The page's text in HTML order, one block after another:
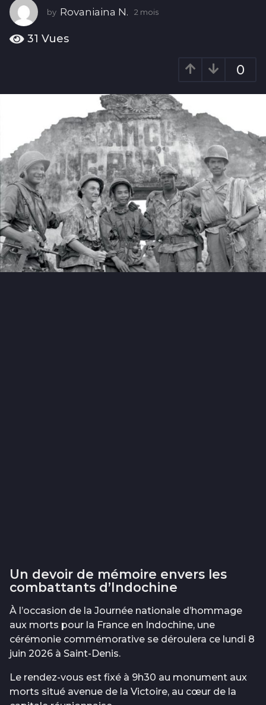
by Rovaniaina N. 2 mois
31 Vues
0
Un devoir de mémoire envers les
combattants d’Indochine
À l’occasion de la Journée nationale d’hommage
aux morts pour la France en Indochine, une
cérémonie commémorative se déroulera ce lundi 8
juin 2026 à Saint-Denis.
Le rendez-vous est fixé à 9h30 au monument aux
morts situé avenue de la Victoire, au cœur de la